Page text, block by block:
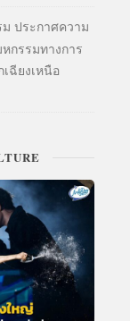
ประกาศความ
กรรมทางการ
ฉียงเหนือ